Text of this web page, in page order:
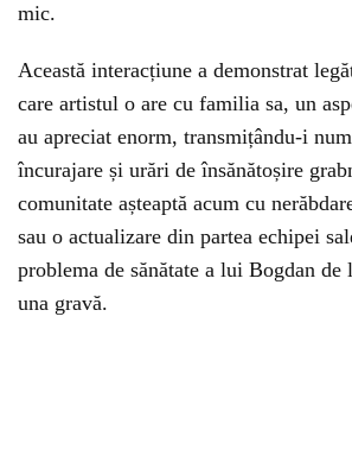
mic.
Această interacțiune a demonstrat
care artistul o are cu familia sa, un
au apreciat enorm, transmițându-i
încurajare și urări de însănătoșire
comunitate așteaptă acum cu
sau o actualizare din partea echipei
problema de sănătate a lui Bogdan de
una gravă.